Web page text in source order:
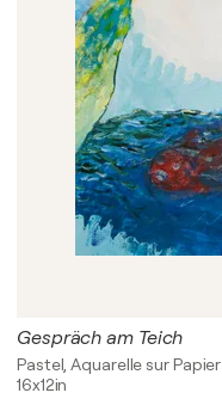
Gespräch am Teich
Pastel, Aquarelle sur Papier
16x12in